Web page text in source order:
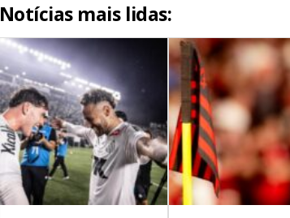
Notícias mais lidas: